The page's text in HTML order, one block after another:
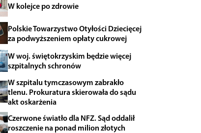
W kolejce po zdrowie
Polskie Towarzystwo Otyłości Dziecięcej
za podwyższeniem opłaty cukrowej
W woj. świętokrzyskim będzie więcej
szpitalnych schronów
W szpitalu tymczasowym zabrakło
tlenu. Prokuratura skierowała do sądu
akt oskarżenia
Czerwone światło dla NFZ. Sąd oddalił
roszczenie na ponad milion złotych